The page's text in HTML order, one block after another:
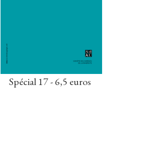
Spécial 17 - 6,5 euros